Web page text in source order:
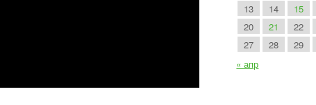
13
14 15
20
21 22
27
28 29
« апр